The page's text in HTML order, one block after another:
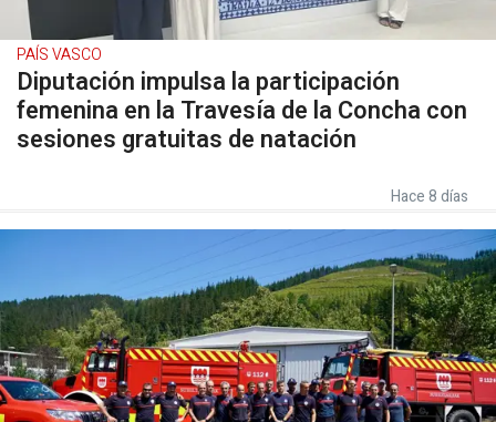
PAÍS VASCO
Diputación impulsa la participación
femenina en la Travesía de la Concha con
sesiones gratuitas de natación
Hace 8 días